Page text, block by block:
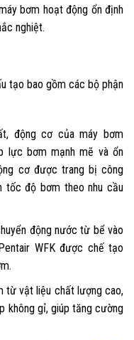
bơm hoạt động ổn định
nghiệt.
tạo bao gồm các bộ phận
động cơ của máy bơm
lực bơm mạnh mẽ và ổn
cơ được trang bị công
tốc độ bơm theo nhu cầu
động nước từ bể vào
WFK được chế tạo
từ vật liệu chất lượng cao,
không gỉ, giúp tăng cường